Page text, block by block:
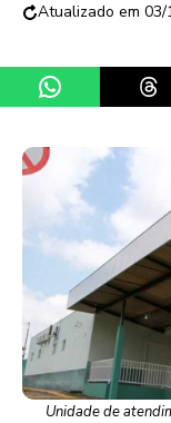
03/
Share on
Unidade de